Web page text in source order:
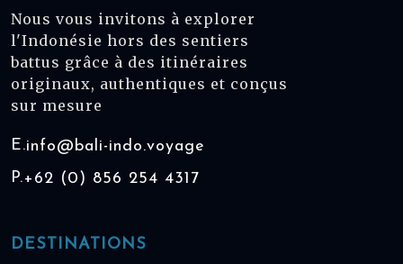
Nous vous invitons à explorer
l'Indonésie hors des sentiers
battus grâce à des itinéraires
originaux, authentiques et conçus
sur mesure
E.info@bali-indo.voyage
P.+62 (0) 856 254 4317
DESTINATIONS